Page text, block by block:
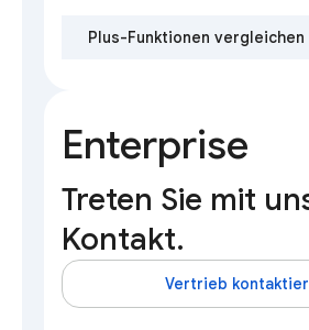
Plus-Funktionen vergleichen
Enterprise
Treten Sie mit
Kontakt.
Vertrieb